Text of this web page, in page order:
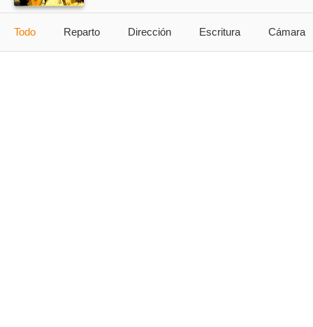
Todo Reparto Dirección Escritura Cámara